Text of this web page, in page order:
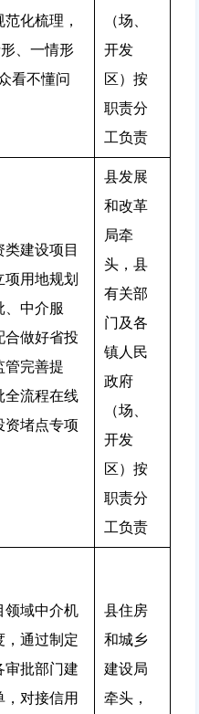
化梳理，
、一情形
看不懂问
（场、
开发
区）按
职责分
工负责
建设项目
用地规划
、中介服
合做好省投
管完善提
全流程在线
资堵点专项
县发展
和改革
局牵
头，县
有关部
门及各
镇人民
政府
（场、
开发
区）按
职责分
工负责
领域中介机
，通过制定
审批部门建
，对接信用
县住房
和城乡
建设局
牵头，